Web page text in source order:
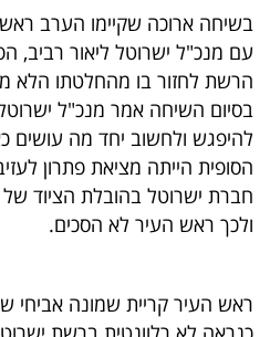
5
המילון
הכלכלי
פודקאסט
40
UNDER
בשיחה ארוכה שקיימו הערב ראש
עם מנכ"ל ישרוטל ליאור רביב,
הרשת לחזור בו מהחלטתו הלא
בסיום השיחה אמר מנכ"ל
להיפגש ולחשוב יחד מה
הסופית הייתה מציאת פתרון
חברת ישרוטל בהובלת הציוד של
ולכך ראש העיר לא הסכים.
ראש העיר קריית שמונה אביחי